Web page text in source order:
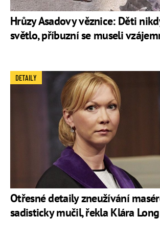
Hrůzy Asadovy věznice: Děti
světlo, příbuzní se museli
Otřesné detaily zneužívání
sadisticky mučil, řekla Klára
DETAILY